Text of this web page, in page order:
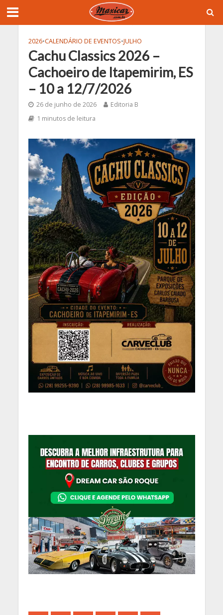
2026•CALENDÁRIO DE EVENTOS•JULHO
Cachu Classics 2026 –
Cachoeiro de Itapemirim, ES
– 10 a 12/7/2026
26 de junho de 2026
Editoria B
1 minutos de leitura